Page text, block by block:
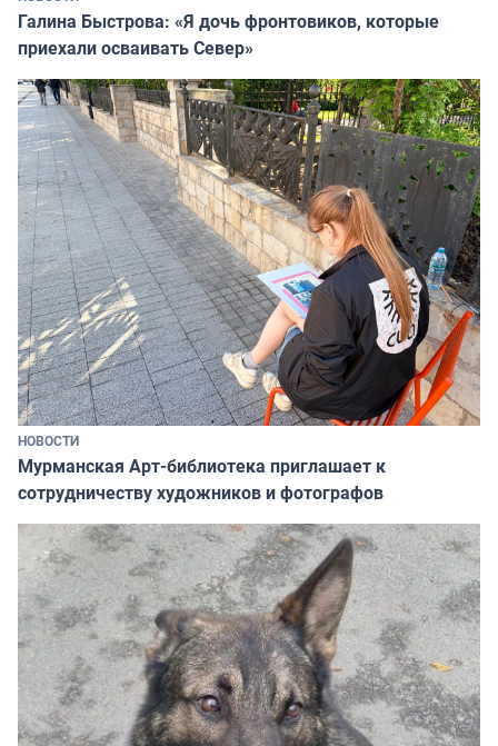
Галина Быстрова: «Я дочь фронтовиков, которые
приехали осваивать Север»
НОВОСТИ
Мурманская Арт-библиотека приглашает к
сотрудничеству художников и фотографов